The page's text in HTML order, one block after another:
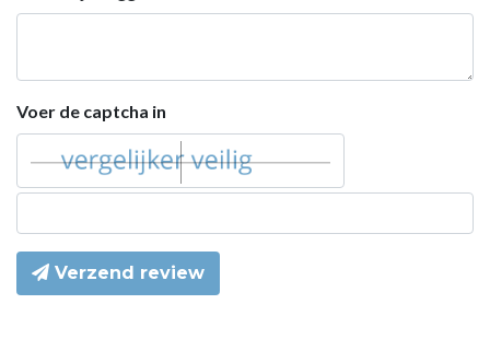
Voer de captcha in
Verzend review